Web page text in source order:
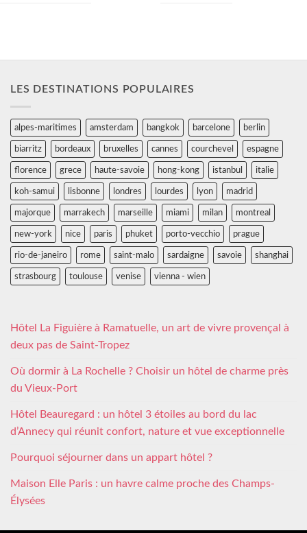
LES DESTINATIONS POPULAIRES
alpes-maritimes amsterdam bangkok barcelone berlin
biarritz bordeaux bruxelles cannes courchevel espagne
florence grece haute-savoie hong-kong istanbul italie
koh-samui lisbonne londres lourdes lyon madrid
majorque marrakech marseille miami milan montreal
new-york nice paris phuket porto-vecchio prague
rio-de-janeiro rome saint-malo sardaigne savoie shanghai
strasbourg toulouse venise vienna - wien
Hôtel La Figuière à Ramatuelle, un art de vivre provençal à
deux pas de Saint-Tropez
Où dormir à La Rochelle ? Choisir un hôtel de charme près
du Vieux-Port
Hôtel Beauregard : un hôtel 3 étoiles au bord du lac
d’Annecy qui réunit confort, nature et vue exceptionnelle
Pourquoi séjourner dans un appart hôtel ?
Maison Elle Paris : un havre calme proche des Champs-
Élysées